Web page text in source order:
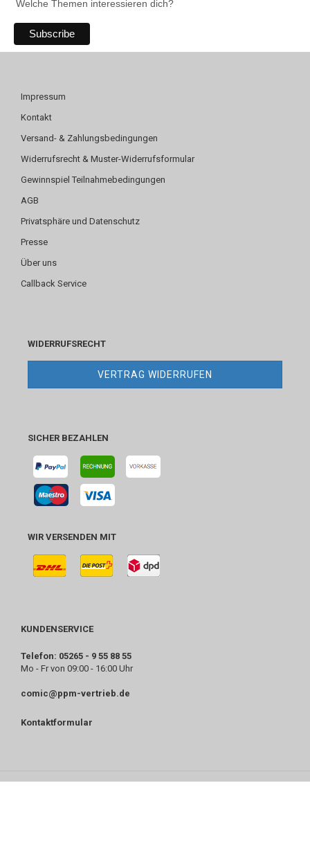
Welche Themen interessieren dich?
Impressum
Kontakt
Versand- & Zahlungsbedingungen
Widerrufsrecht & Muster-Widerrufsformular
Gewinnspiel Teilnahmebedingungen
AGB
Privatsphäre und Datenschutz
Presse
Über uns
Callback Service
WIDERRUFSRECHT
VERTRAG WIDERRUFEN
SICHER BEZAHLEN
WIR VERSENDEN MIT
KUNDENSERVICE
Telefon: 05265 - 9 55 88 55
Mo - Fr von 09:00 - 16:00 Uhr
comic@ppm-vertrieb.de
Kontaktformular